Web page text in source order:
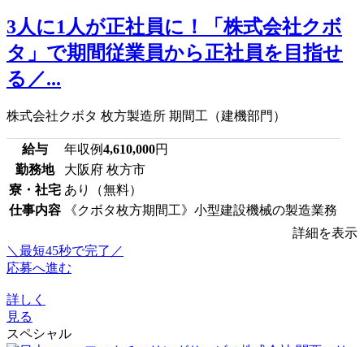
3人に1人が正社員に！「株式会社クボ
タ」で期間従業員から正社員を目指せ
る／...
株式会社クボタ 枚方製造所 期間工（建機部門）
給与 年収例4,610,000円
勤務地
大阪府 枚方市
寮・社宅 あり（無料）
仕事内容
《クボタ枚方期間工》小型建設機械の製造業務
詳細を表示
＼最短45秒で完了／
応募へ進む
詳しく
見る
スペシャル